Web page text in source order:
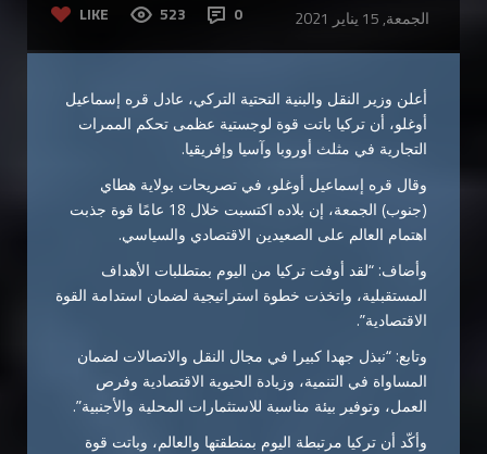
LIKE 523 0 الجمعة, 15 يناير 2021
أعلن وزير النقل والبنية التحتية التركي، عادل قره إسماعيل
أوغلو، أن تركيا باتت قوة لوجستية عظمى تحكم الممرات
التجارية في مثلث أوروبا وآسيا وإفريقيا.
وقال قره إسماعيل أوغلو، في تصريحات بولاية هطاي
(جنوب) الجمعة، إن بلاده اكتسبت خلال 18 عامًا قوة جذبت
اهتمام العالم على الصعيدين الاقتصادي والسياسي.
وأضاف: “لقد أوفت تركيا من اليوم بمتطلبات الأهداف
المستقبلية، واتخذت خطوة استراتيجية لضمان استدامة القوة
الاقتصادية”.
وتابع: “نبذل جهدا كبيرا في مجال النقل والاتصالات لضمان
المساواة في التنمية، وزيادة الحيوية الاقتصادية وفرص
العمل، وتوفير بيئة مناسبة للاستثمارات المحلية والأجنبية”.
وأكّد أن تركيا مرتبطة اليوم بمنطقتها والعالم، وباتت قوة